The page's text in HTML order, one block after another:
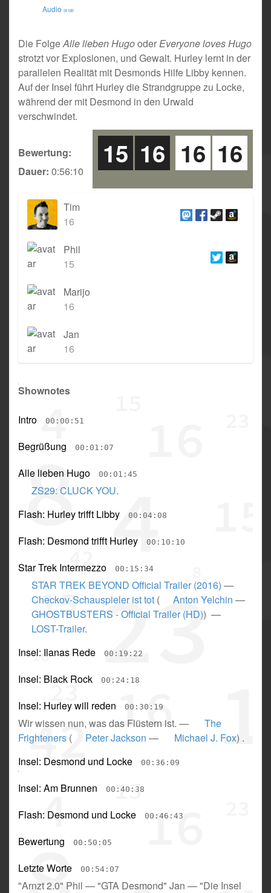
Audio 28 MB
Die FolgeAlle lieben Hugooder Everyone loves Hugo
strotzt vor Explosionen, und Gewalt. Hurley lernt in der
parallelen Realität mit Desmonds Hilfe Libby kennen.
Auf der Insel führt Hurley die Strandgruppe zu Locke,
während der mit Desmond in den Urwald
verschwindet.
Bewertung: 16
16
16
15
Dauer: 0:56:10
Tim
16
Phil
15
Marijo
16
Jan
16
Shownotes
Intro 00:00:51
Begrüßung 00:01:07
Alle lieben Hugo 00:01:45
ZS29: CLUCK YOU.
Flash: Hurley trifft Libby
00:04:08
Flash: Desmond trifft Hurley 00:10:10
Star Trek Intermezzo 00:15:34
STAR TREK BEYOND Official Trailer (2016) —
Checkov-Schauspieler ist tot ( Anton Yelchin —
GHOSTBUSTERS - Official Trailer (HD)) —
LOST-Trailer.
Insel: Ilanas Rede
00:19:22
Insel: Black Rock 00:24:18
Insel: Hurley will reden 00:30:19
Wir wissen nun, was das Flüstern ist. —
The
Frighteners ( Peter Jackson — Michael J. Fox) .
Insel: Desmond und Locke
00:36:09
Insel: Am Brunnen 00:40:38
Flash: Desmond und Locke 00:46:43
Bewertung 00:50:05
Letzte Worte 00:54:07
"Arnzt 2.0" Phil —"GTA Desmond" Jan —"Die Insel